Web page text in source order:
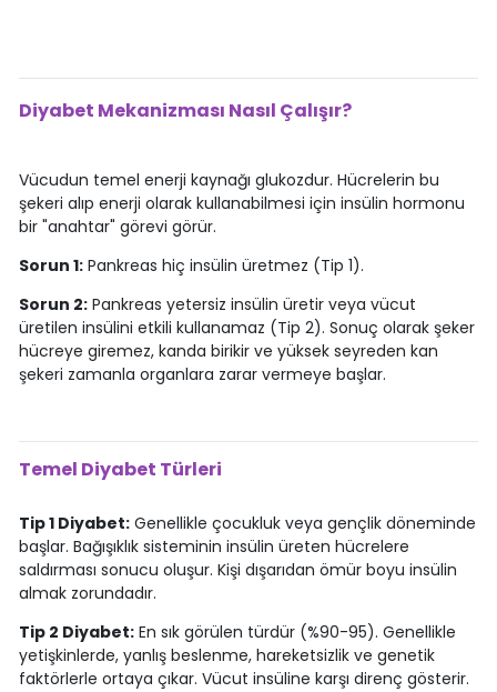
Diyabet Mekanizması Nasıl Çalışır?
Vücudun temel enerji kaynağı glukozdur. Hücrelerin bu
şekeri alıp enerji olarak kullanabilmesi için insülin hormonu
bir "anahtar" görevi görür.
Sorun 1:Pankreas hiç insülin üretmez (Tip 1).
Sorun 2:Pankreas yetersiz insülin üretir veya vücut
üretilen insülini etkili kullanamaz (Tip 2). Sonuç olarak şeker
hücreye giremez, kanda birikir ve yüksek seyreden kan
şekeri zamanla organlara zarar vermeye başlar.
Temel Diyabet Türleri
Tip 1 Diyabet:Genellikle çocukluk veya gençlik döneminde
başlar. Bağışıklık sisteminin insülin üreten hücrelere
saldırması sonucu oluşur. Kişi dışarıdan ömür boyu insülin
almak zorundadır.
Tip 2 Diyabet:En sık görülen türdür (%90-95). Genellikle
yetişkinlerde, yanlış beslenme, hareketsizlik ve genetik
faktörlerle ortaya çıkar. Vücut insüline karşı direnç gösterir.